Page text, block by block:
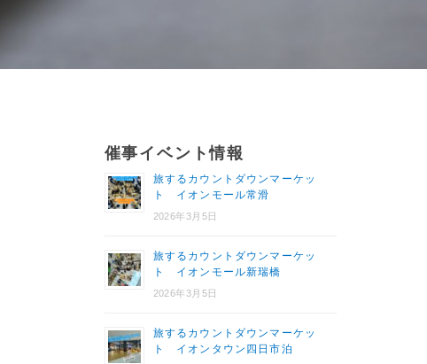
催事イベント情報
旅するカウントダウンマーケッ
ト イオンモール常滑
2026年3月5日
旅するカウントダウンマーケッ
ト イオンモール新瑞橋
2026年3月5日
旅するカウントダウンマーケッ
ト イオンタウン四日市泊